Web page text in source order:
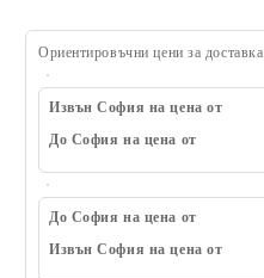
Ориентировъчни цени за доставка
Извън София на цена от
До София на цена от
До София на цена от
Извън София на цена от